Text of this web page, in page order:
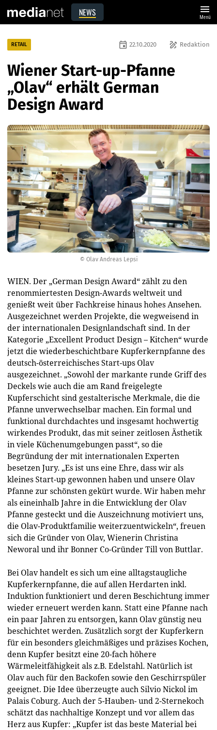
NEWS menu
Menü
© Olav Andreas Lepsi
RETAIL draw Redaktion
event 22.10.2020
Wiener Start-up-Pfanne
„Olav“ erhält German
Design Award
WIEN. Der „German Design Award“ zählt zu den
renommiertesten Design-Awards weltweit und
genießt weit über Fachkreise hinaus hohes Ansehen.
Ausgezeichnet werden Projekte, die wegweisend in
der internationalen Designlandschaft sind. In der
Kategorie „Excellent Product Design – Kitchen“ wurde
jetzt die wiederbeschichtbare Kupferkernpfanne des
deutsch-österreichisches Start-ups Olav
ausgezeichnet. „Sowohl der markante runde Griff des
Deckels wie auch die am Rand freigelegte
Kupferschicht sind gestalterische Merkmale, die die
Pfanne unverwechselbar machen. Ein formal und
funktional durchdachtes und insgesamt hochwertig
wirkendes Produkt, das mit seiner zeitlosen Ästhetik
in viele Küchenumgebungen passt“, so die
Begründung der mit internationalen Experten
besetzen Jury. „Es ist uns eine Ehre, dass wir als
kleines Start-up gewonnen haben und unsere Olav
Pfanne zur schönsten gekürt wurde. Wir haben mehr
als eineinhalb Jahre in die Entwicklung der Olav
Pfanne gesteckt und die Auszeichnung motiviert uns,
die Olav-Produktfamilie weiterzuentwickeln“, freuen
sich die Gründer von Olav, Wienerin Christina
Neworal und ihr Bonner Co-Gründer Till von Buttlar.
Bei Olav handelt es sich um eine alltagstaugliche
Kupferkernpfanne, die auf allen Herdarten inkl.
Induktion funktioniert und deren Beschichtung immer
wieder erneuert werden kann. Statt eine Pfanne nach
ein paar Jahren zu entsorgen, kann Olav günstig neu
beschichtet werden. Zusätzlich sorgt der Kupferkern
für ein besonders gleichmäßiges und präzises Kochen,
denn Kupfer besitzt eine 20-fach höhere
Wärmeleitfähigkeit als z.B. Edelstahl. Natürlich ist
Olav auch für den Backofen sowie den Geschirrspüler
geeignet. Die Idee überzeugte auch Silvio Nickol im
Palais Coburg. Auch der 5-Hauben- und 2-Sternekoch
schätzt das nachhaltige Konzept und vor allem das
Herz aus Kupfer: „Kupfer ist das beste Material bei